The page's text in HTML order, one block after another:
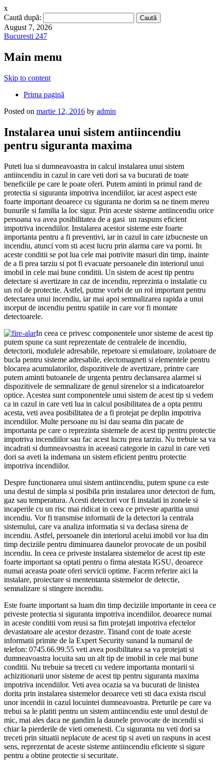
x
Caută după:
August 7, 2026
Bucuresti 247
Main menu
Skip to content
Prima pagină
Posted on martie 12, 2016 by admin
Instalarea unui sistem antiincendiu
pentru siguranta maxima
Puteti lua si dumneavoastra in calcul instalarea unui sistem
antiincendiu in cazul in care veti dori sa va bucurati de toate
beneficiile pe care le poate oferi. Putem aminti in primul rand de
protectia si siguranta impotriva incendiilor, iar acest aspect este
foarte important deoarece cu siguranta ne dorim sa ne tinem mereu
bunurile si familia la loc sigur. Prin aceste sisteme antiincendiu orice
persoana va avea posibilitatea de a gasi un raspuns eficient
impotriva incendiilor. Instalarea acestor sisteme este foarte
importanta pentru a fi preventivi, iar in cazul in care izbucneste un
incendiu, atunci vom sti acest lucru prin alarma care va porni. In
aceste conditii se pot lua cele mai potrivite masuri din timp, inainte
de a fi prea tarziu si pot fi evacuate persoanele din interiorul unui
imobil in cele mai bune conditii. Un sistem de acest tip pentru
detectare si avertizare in caz de incendiu, reprezinta o instalatie cu
un rol de protectie. Astfel, putme vorbi de un rol important pentru
detectarea unui incendiu, iar mai apoi semnalizarea rapida a unui
inceput de incendiu pentru spatiile in care vor fi montate
detectoarele.
In ceea ce privesc componentele unor sisteme de acest tip
putem spune ca sunt reprezentate de centralele de incendiu,
detectorii, modulele adresabile, repetoare si emulatoare, izolatoare de
bucla pentru sisteme adresabile, electomagneti si elementele pentru
blocarea acumulatorilor, dispozitivele de avertizare, printre care
putem aminti butoanele de urgenta pentru declansarea alarmei si
dispozitivele de semnalizare de genul sirenelor si a indicatoarelor
optice. Acestea sunt componentele unui sistem de acest tip si vedem
ca in cazul in care veti lua in calcul posibilitatea de a opta pentru
acesta, veti avea posibilitatea de a fi protejat pe deplin impotriva
incendiilor. Multe persoane nu isi dau seama din pacate de
importanta pe care o reprezinta sistemele de acest tip pentru protectie
impotriva incendiilor sau fac acest lucru prea tarziu. Nu trebuie sa va
incadrati si dumneavoastra in aceeasi categorie in cazul in care veti
dori sa aveti la indemana un sistem eficient pentru protectie
impotriva incendiilor.
Despre functionarea unui sistem antiincendiu, putem spune ca este
una destul de simpla si posibila prin instalarea unor detectori de fum,
gaz sau temperatura. Acesti detectori vor fi instalati in zonele si
incaperile cu un risc mai ridicat in ceea ce priveste aparitia unui
incendiu. Vor fi transmise informatii de la detectori la centrala
sistemului, care va analiza informatia si va declasa sirena de
incendiu. Astfel, persoanele din interiorul acelui imobil vor lua din
timp deciziile pentru diminuarea daunelor provocate de un posibil
incendiu. In ceea ce priveste instalarea sistemelor de acest tip este
foarte important sa optati pentru o firma atestata IGSU, deoarece
numai aceasta poate oferi servicii optime. Facem referire aici la
instalare, proiectare si mententanta sistemelor de detectie,
semnalizare si stingere incendiu.
Este foarte important sa luam din timp deciziile importante in ceea ce
priveste protectia si siguranta impotriva incendiilor, deoarece numai
in aceste conditii vom reusi sa fim protejati impotriva efectelor
devastatoare ale acestor dezastre. Tinand cont de toate aceste
informatii primite de la Expert Security sunand la numarul de
telefon: 0745.66.99.55 veti avea posibilitatea sa va protejati si
dumneavoastra locuita sau un alt tip de imobil in cele mai bune
conditii. Nu trebuie sa treceti cu vedere importanta montarii si
achizitionarii unor sisteme de acest tip pentru siguranta maxima
impotriva incendiilor. Veti avea ocazia sa va bucurati de linistea
dorita prin instalarea sistemelor deoarece veti sti daca exista riscul
unor incendii in cazul locuintei dumneavoastra. Preturile pe care va
trebui sa le platiti pentru un sistem antiincendiu este unul destul de
mic, mai ales daca ne gandim la daunele provocate de incendii si
chiar la pierderile de vieti omenesti. Cu siguranta nu veti dori sa
treceti prin situatii neplacute de acest tip si aveti un raspuns in acest
sens, reprezentat de aceste sisteme antiincendiu eficiente si sigure
pentru a obtine protectie si securitate.